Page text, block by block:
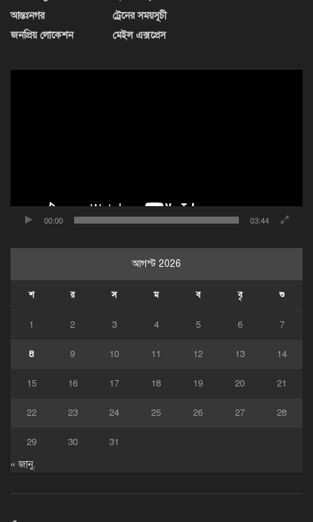
আন্তঃনগর
জনপ্রিয় লোকেশন
ট্রেনের সময়সূচী
মেইল এক্সপ্রেস
00:00 03:44
আগস্ট 2026
শ র স ম ব বৃ শু
1 2 3 4 5 6 7
8 9 10 11 12 13 14
15 16 17 18 19 20 21
22 23 24 25 26 27 28
29 30 31
« জানু.